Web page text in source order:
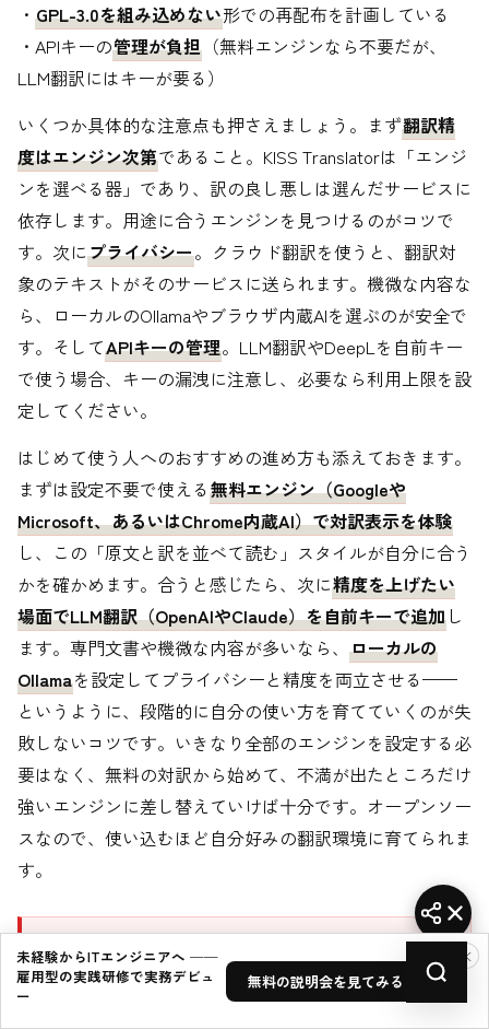
・ GPL-3.0を組み込めない形での再配布を計画している
・APIキーの管理が負担 （無料エンジンなら不要だが、
LLM翻訳にはキーが要る）
いくつか具体的な注意点も押さえましょう。まず翻訳精
度はエンジン次第であること。KISS Translatorは「エンジ
ンを選べる器」であり、訳の良し悪しは選んだサービスに
依存します。用途に合うエンジンを見つけるのがコツで
す。次にプライバシー。クラウド翻訳を使うと、翻訳対
象のテキストがそのサービスに送られます。機微な内容な
ら、ローカルのOllamaやブラウザ内蔵AIを選ぶのが安全で
す。そしてAPIキーの管理。LLM翻訳やDeepLを自前キー
で使う場合、キーの漏洩に注意し、必要なら利用上限を設
定してください。
はじめて使う人へのおすすめの進め方も添えておきます。
まずは設定不要で使える無料エンジン（Googleや
Microsoft、あるいはChrome内蔵AI）で対訳表示を体験
し、この「原文と訳を並べて読む」スタイルが自分に合う
かを確かめます。合うと感じたら、次に精度を上げたい
場面でLLM翻訳（OpenAIやClaude）を自前キーで追加 し
ます。専門文書や機微な内容が多いなら、 ローカルの
Ollamaを設定してプライバシーと精度を両立させる——
というように、段階的に自分の使い方を育てていくのが失
敗しないコツです。いきなり全部のエンジンを設定する必
要はなく、無料の対訳から始めて、不満が出たところだけ
強いエンジンに差し替えていけば十分です。オープンソー
スなので、使い込むほど自分好みの翻訳環境に育てられま
す。
導入前チェック
・翻訳精度は選んだエンジン次第。用途（専
×
未経験からITエンジニアへ ──
雇用型の実践研修で実務デビュ
ー
無料の説明会を見てみる →